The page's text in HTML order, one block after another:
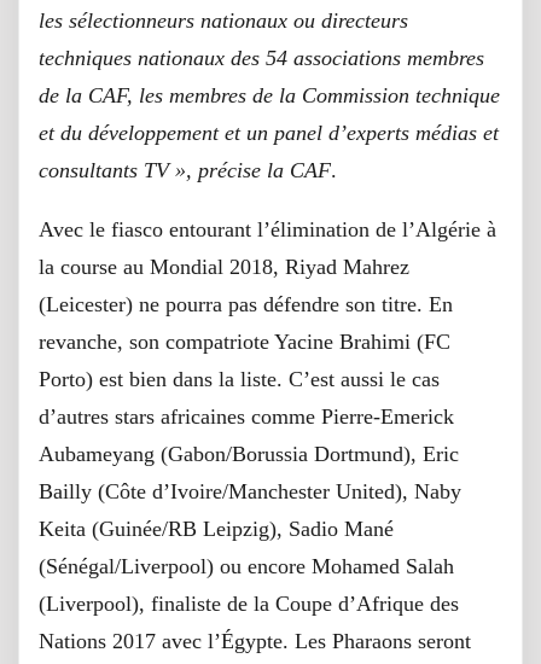
les sélectionneurs nationaux ou directeurs
techniques nationaux des 54 associations membres
de la CAF, les membres de la Commission technique
et du développement et un panel d’experts médias et
consultants TV », précise la CAF.
Avec le fiasco entourant l’élimination de l’Algérie à
la course au Mondial 2018, Riyad Mahrez
(Leicester) ne pourra pas défendre son titre. En
revanche, son compatriote Yacine Brahimi (FC
Porto) est bien dans la liste. C’est aussi le cas
d’autres stars africaines comme Pierre-Emerick
Aubameyang (Gabon/Borussia Dortmund), Eric
Bailly (Côte d’Ivoire/Manchester United), Naby
Keita (Guinée/RB Leipzig), Sadio Mané
(Sénégal/Liverpool) ou encore Mohamed Salah
(Liverpool), finaliste de la Coupe d’Afrique des
Nations 2017 avec l’Égypte. Les Pharaons seront